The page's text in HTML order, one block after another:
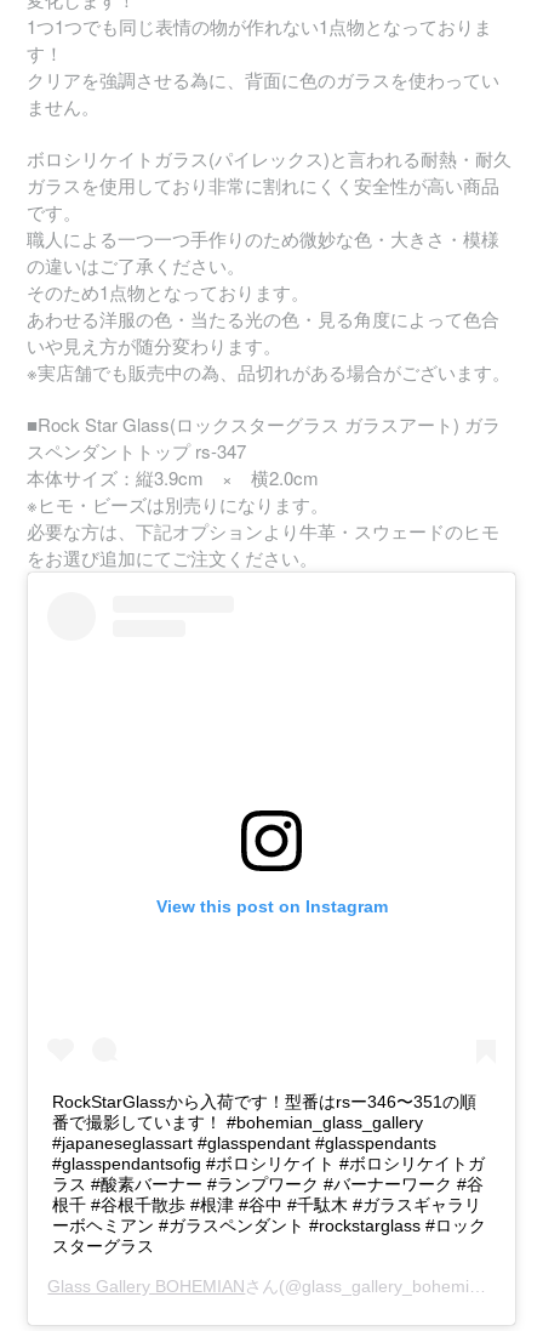
1つ1つでも同じ表情の物が作れない1点物となっておりま
す！
クリアを強調させる為に、背面に色のガラスを使わってい
ません。
ボロシリケイトガラス(パイレックス)と言われる耐熱・耐久
ガラスを使用しており非常に割れにくく安全性が高い商品
です。
職人による一つ一つ手作りのため微妙な色・大きさ・模様
の違いはご了承ください。
そのため1点物となっております。
あわせる洋服の色・当たる光の色・見る角度によって色合
いや見え方が随分変わります。
※実店舗でも販売中の為、品切れがある場合がございます。
■Rock Star Glass(ロックスターグラス ガラスアート) ガラ
スペンダントトップ rs-347
本体サイズ：縦3.9cm × 横2.0cm
※ヒモ・ビーズは別売りになります。
必要な方は、下記オプションより牛革・スウェードのヒモ
をお選び追加にてご注文ください。
View this post on Instagram
RockStarGlassから入荷です！型番はrsー346〜351の順
番で撮影しています！ #bohemian_glass_gallery
#japaneseglassart #glasspendant #glasspendants
#glasspendantsofig #ボロシリケイト #ボロシリケイトガ
ラス #酸素バーナー #ランプワーク #バーナーワーク #谷
根千 #谷根千散歩 #根津 #谷中 #千駄木 #ガラスギャラリ
ーボヘミアン #ガラスペンダント #rockstarglass #ロック
スターグラス
Glass Gallery BOHEMIANさん(@glass_gallery_bohemian)がシェアした投稿 -